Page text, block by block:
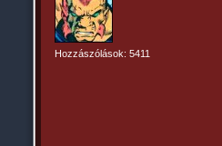
Hozzászólások: 5411